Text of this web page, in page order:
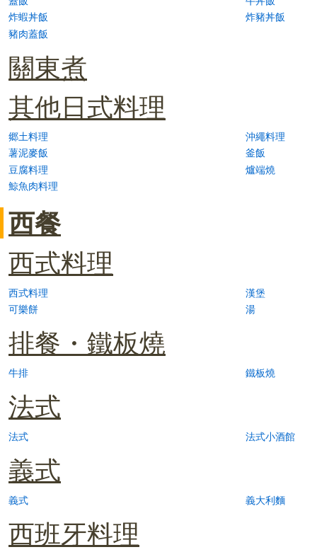
炸蝦丼飯
炸豬丼飯
豬肉蓋飯
關東煮
其他日式料理
郷土料理
沖繩料理
薯泥麥飯
釜飯
豆腐料理
爐端燒
鯨魚肉料理
西餐
西式料理
西式料理
漢堡
可樂餅
湯
排餐・鐵板燒
牛排 鐵板燒
法式
法式 法式小酒館
義式
義式 義大利麵
西班牙料理